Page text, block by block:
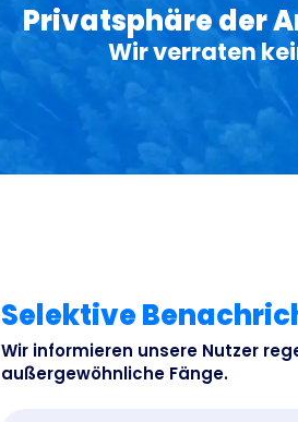
Privatsphäre der
Wir verraten
Selektive
Wir informieren unsere Nutzer
außergewöhnliche Fänge.